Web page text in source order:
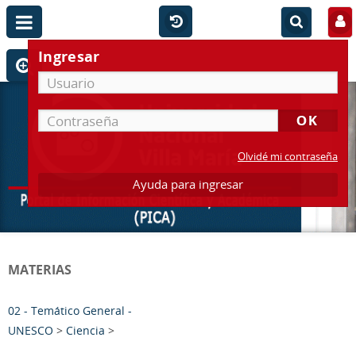
Ingresar
Olvidé mi contraseña
Ayuda para ingresar
MATERIAS
02 - Temático General -
UNESCO > Ciencia >